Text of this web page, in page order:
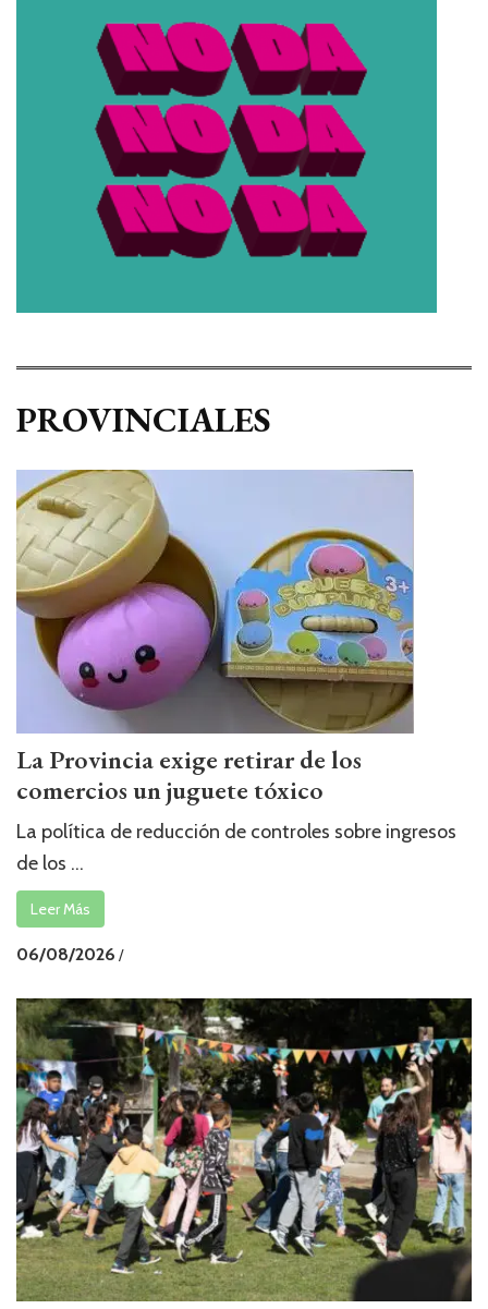
PROVINCIALES
La Provincia exige retirar de los
comercios un juguete tóxico
La política de reducción de controles sobre ingresos
de los ...
Leer Más
06/08/2026 /